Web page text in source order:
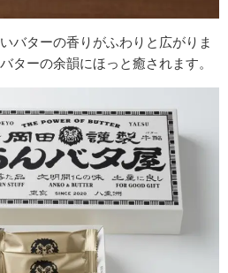
バターの香りがふわりと広がりま
ターの余韻にほっと癒されます。